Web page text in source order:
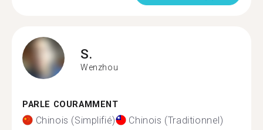
S.
Wenzhou
PARLE COURAMMENT
Chinois (Simplifié) Chinois (Traditionnel)